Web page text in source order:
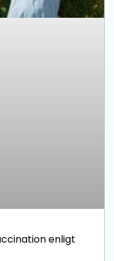
enligt